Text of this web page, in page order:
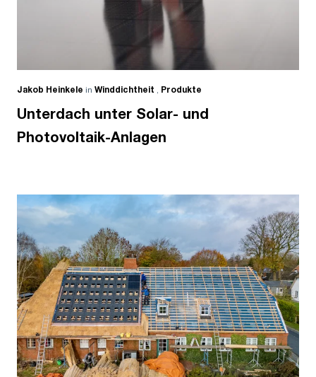
Jakob Heinkele in Winddichtheit , Produkte
Unterdach unter Solar- und
Photovoltaik-Anlagen